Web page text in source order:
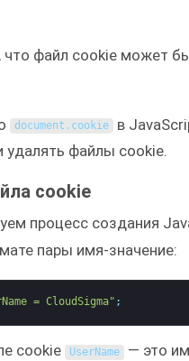
что файл cookie может
document . cookie в
удалять файлы cookie.
cookie
процесс создания
пары имя-значение:
= CloudSigma" ;
cookie UserName — это